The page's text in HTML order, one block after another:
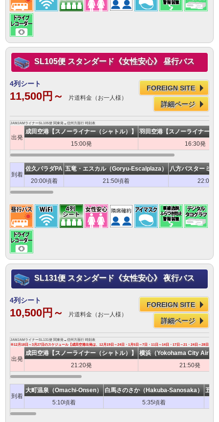
SL105便 スタンダード《女性安心》 昼行バス
4列シート
11,500円～ 片道料金（お一人様）
FOREIGN SITE
詳細ページ
JAMJAMライナーSL105便 関東発→信州方面行 時刻表
出発
成田空港【スノーライナー（シャトル）】
羽田空港【スノーライナー（
15:00発
16:30発
到着
佐久パラダPA 五竜・エスカル（Goryu-Escalplaza）
八方バスターミ
20:00頃着
21:50頃着 22:00
SL131便 スタンダード《女性安心》 夜行バス
4列シート
10,500円～ 片道料金（お一人様）
FOREIGN SITE
詳細ページ
JAMJAMライナーSL131便 関東発→信州方面行 時刻表
※12月18日～3月27日のスケジュール【成田空港出発は、12月19日～24日・1月5日～7日・11日～14日・17日～21・24日～28日・3月
出発
成田空港【スノーライナー（シャトル）】
横浜（Yokohama City Air
21:20発
21:50発
到着
大町温泉（Omachi-Onsen） 白馬さのさか（Hakuba-Sanosaka）
五竜
5:10頃着
5:35頃着